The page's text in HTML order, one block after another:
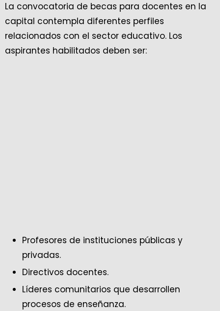
La convocatoria de becas para docentes en la
capital contempla diferentes perfiles
relacionados con el sector educativo. Los
aspirantes habilitados deben ser:
Profesores de instituciones públicas y
privadas.
Directivos docentes.
Líderes comunitarios que desarrollen
procesos de enseñanza.